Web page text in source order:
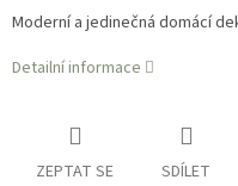
Moderní a jedinečná domácí
Detailní informace
ZEPTAT SE SDÍLET